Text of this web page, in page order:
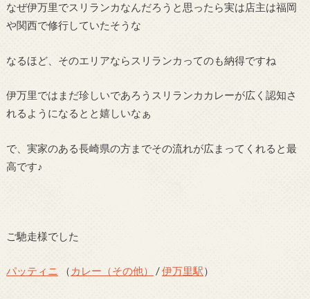
なぜ伊万里でスリランカなんだろうと思ったら実は店主は福岡
や関西で修行していたそうな
なるほど、そのエリアならスリランカってのも納得ですね
伊万里ではまだ珍しいであろうスリランカカレーが広く認知さ
れるようになるとと嬉しいなぁ
で、実家のある長崎県の方までその流れが広まってくれると最
高です♪
ご馳走様でした
パッティニ （ カレー（その他） /伊万里駅）